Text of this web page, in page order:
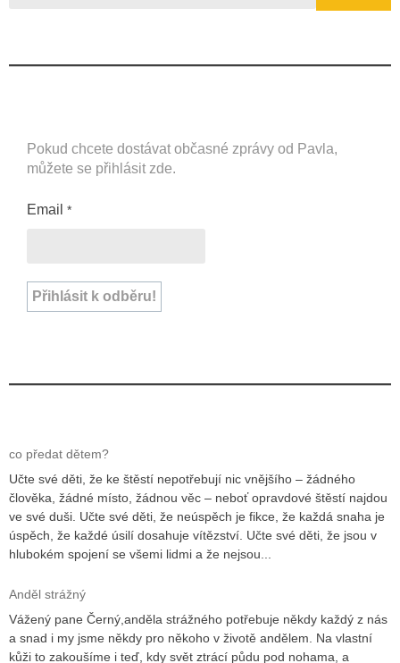
Pokud chcete dostávat občasné zprávy od Pavla,
můžete se přihlásit zde.
Email *
co předat dětem?
Učte své děti, že ke štěstí nepotřebují nic vnějšího – žádného
člověka, žádné místo, žádnou věc – neboť opravdové štěstí najdou
ve své duši. Učte své děti, že neúspěch je fikce, že každá snaha je
úspěch, že každé úsilí dosahuje vítězství. Učte své děti, že jsou v
hlubokém spojení se všemi lidmi a že nejsou...
Anděl strážný
Vážený pane Černý,anděla strážného potřebuje někdy každý z nás
a snad i my jsme někdy pro někoho v životě andělem. Na vlastní
kůži to zakoušíme i teď, kdy svět ztrácí půdu pod nohama, a